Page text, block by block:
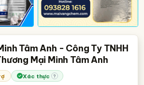
Tâm Anh - Công Ty TNHH
Mại Minh Tâm Anh
Xác thực ?